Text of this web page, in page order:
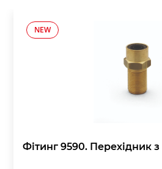
NEW
Фітинг 9590. Перехідник